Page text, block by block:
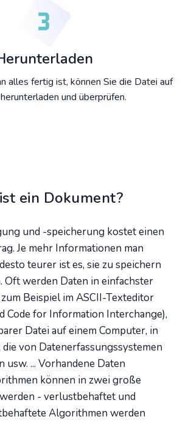
alles fertig ist, können Sie die Datei auf
und überprüfen.
ein Dokument?
und -speicherung kostet einen
Je mehr Informationen man
teurer ist es, sie zu speichern
Oft werden Daten in einfachster
Beispiel im ASCII-Texteditor
Code for Information Interchange),
Datei auf einem Computer, in
von Datenerfassungssystemen
usw. ... Vorhandene Daten
können in zwei große
- verlustbehaftet und
Algorithmen werden